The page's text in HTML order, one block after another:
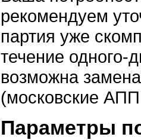
рекомендуем
партия уже
течение одного-
возможна
(московские
Параметры